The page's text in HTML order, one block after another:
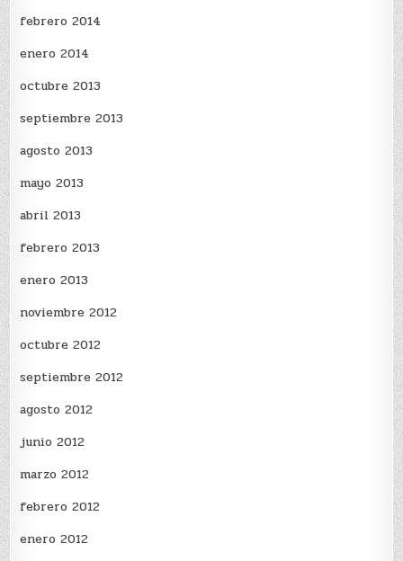
febrero 2014
enero 2014
octubre 2013
septiembre 2013
agosto 2013
mayo 2013
abril 2013
febrero 2013
enero 2013
noviembre 2012
octubre 2012
septiembre 2012
agosto 2012
junio 2012
marzo 2012
febrero 2012
enero 2012